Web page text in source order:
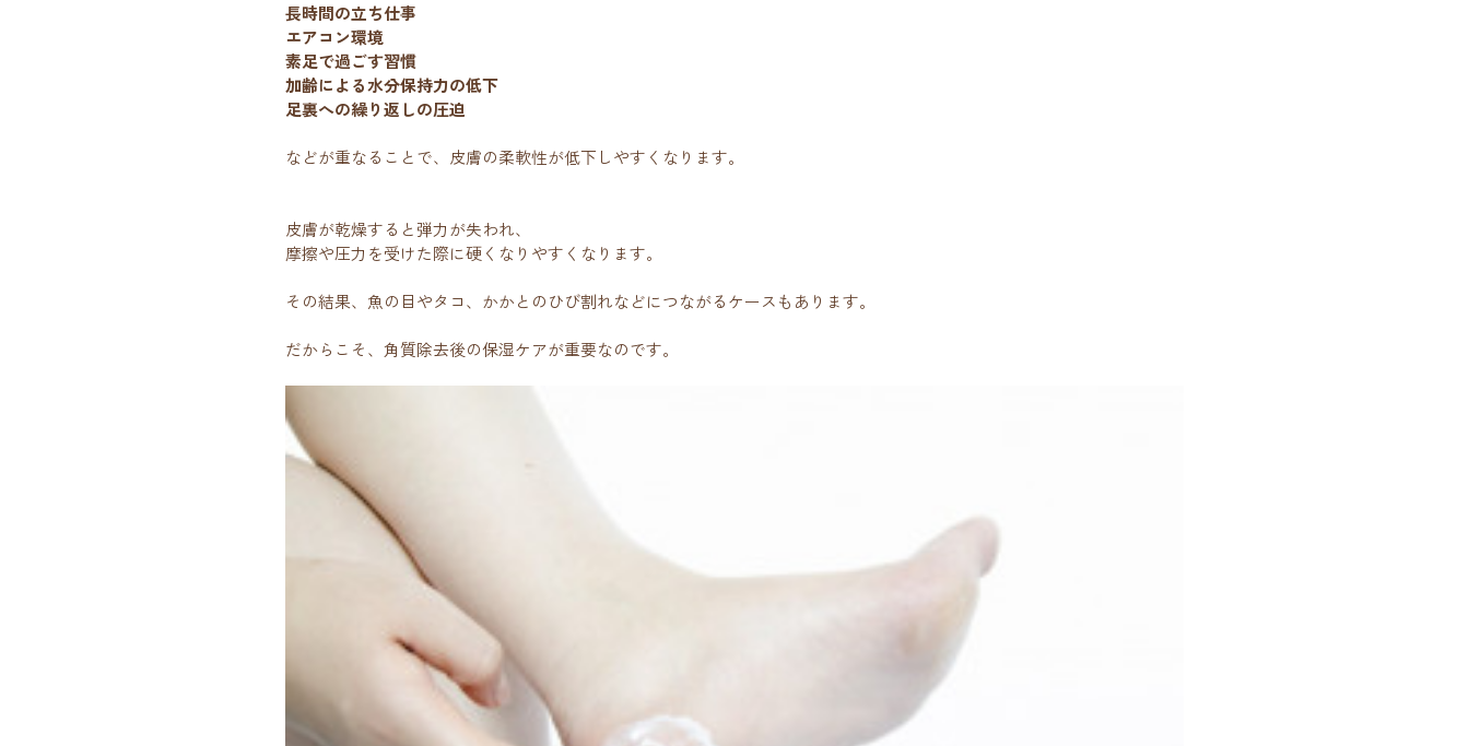
長時間の立ち仕事
エアコン環境
素足で過ごす習慣
加齢による水分保持力の低下
足裏への繰り返しの圧迫
などが重なることで、皮膚の柔軟性が低下しやすくなります。
皮膚が乾燥すると弾力が失われ、
摩擦や圧力を受けた際に硬くなりやすくなります。
その結果、魚の目やタコ、かかとのひび割れなどにつながるケースもあります。
だからこそ、角質除去後の保湿ケアが重要なのです。